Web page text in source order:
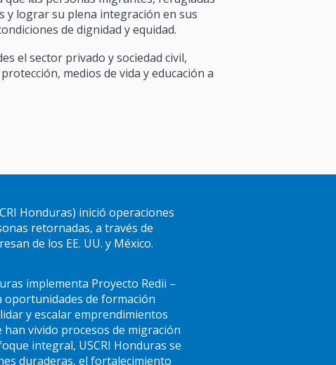
y lograr su plena integración en sus
de dignidad y equidad.
el sector privado y sociedad civil,
medios de vida y educación a
Honduras) inició operaciones
retornadas, a través de
de los EE. UU. y México.
implementa Proyecto Redii –
oportunidades de formación
y escalar emprendimientos
vivido procesos de migración
integral, USCRI Honduras se
duraderas, el fortalecimiento